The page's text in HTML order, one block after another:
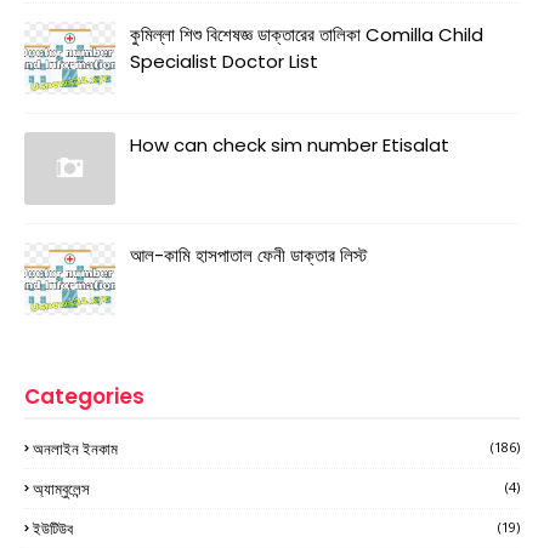
কুমিল্লা শিশু বিশেষজ্ঞ ডাক্তারের তালিকা Comilla Child
Specialist Doctor List
How can check sim number Etisalat
আল-কামি হাসপাতাল ফেনী ডাক্তার লিস্ট
Categories
অনলাইন ইনকাম (186)
অ্যাম্বুলেন্স (4)
ইউটিউব (19)